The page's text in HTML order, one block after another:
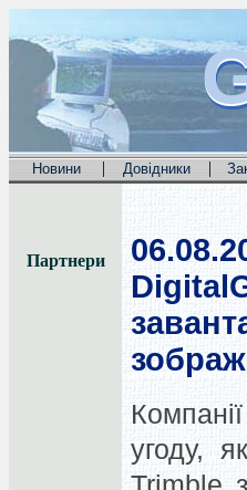
Новини | Довідники |
Партнери
угоду,